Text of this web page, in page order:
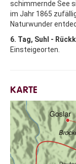
schimmernde See
im Jahr 1865
Naturwunder
6. Tag, Suhl -
Einsteigeorten.
KARTE